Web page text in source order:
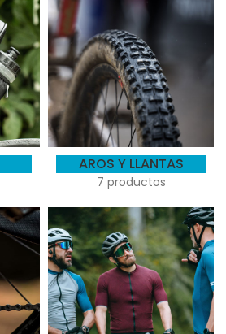
AROS Y LLANTAS
7 productos